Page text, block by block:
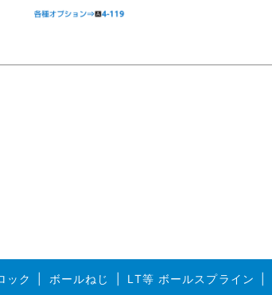
ック ボールねじ LT等 ボールスプライン